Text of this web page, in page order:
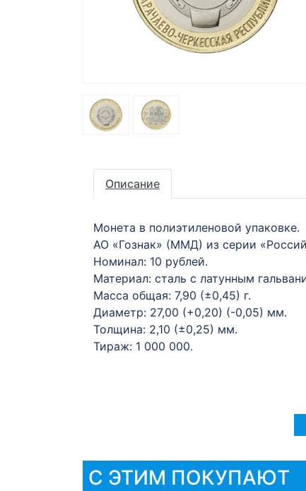
Описание
Монета в полиэтиленовой упаковке.
АО «Гознак» (ММД) из серии
Номинал: 10 рублей.
Материал: сталь с латунным
Масса общая: 7,90 (±0,45) г.
Диаметр: 27,00 (+0,20) (-0,05) мм.
Толщина: 2,10 (±0,25) мм.
Тираж: 1 000 000.
С ЭТИМ ПОКУПАЮТ